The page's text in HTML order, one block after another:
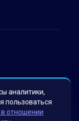
аналитики,
пользоваться
отношении